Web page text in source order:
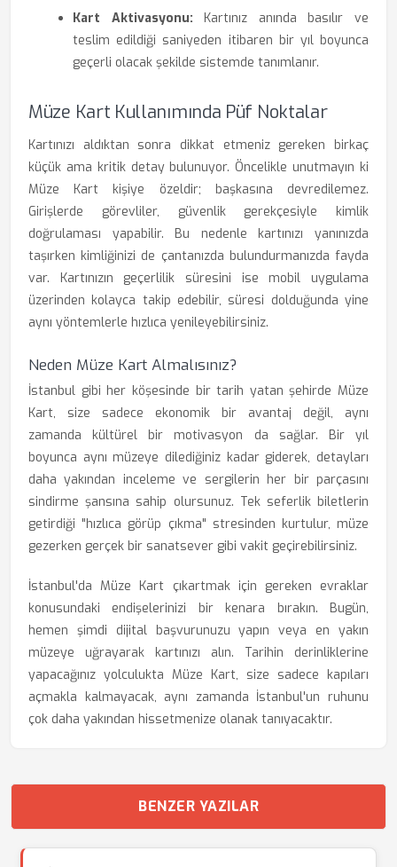
Kart Aktivasyonu: Kartınız anında basılır ve
teslim edildiği saniyeden itibaren bir yıl boyunca
geçerli olacak şekilde sistemde tanımlanır.
Müze Kart Kullanımında Püf Noktalar
Kartınızı aldıktan sonra dikkat etmeniz gereken birkaç
küçük ama kritik detay bulunuyor. Öncelikle unutmayın ki
Müze Kart kişiye özeldir; başkasına devredilemez.
Girişlerde görevliler, güvenlik gerekçesiyle kimlik
doğrulaması yapabilir. Bu nedenle kartınızı yanınızda
taşırken kimliğinizi de çantanızda bulundurmanızda fayda
var. Kartınızın geçerlilik süresini ise mobil uygulama
üzerinden kolayca takip edebilir, süresi dolduğunda yine
aynı yöntemlerle hızlıca yenileyebilirsiniz.
Neden Müze Kart Almalısınız?
İstanbul gibi her köşesinde bir tarih yatan şehirde Müze
Kart, size sadece ekonomik bir avantaj değil, aynı
zamanda kültürel bir motivasyon da sağlar. Bir yıl
boyunca aynı müzeye dilediğiniz kadar giderek, detayları
daha yakından inceleme ve sergilerin her bir parçasını
sindirme şansına sahip olursunuz. Tek seferlik biletlerin
getirdiği "hızlıca görüp çıkma" stresinden kurtulur, müze
gezerken gerçek bir sanatsever gibi vakit geçirebilirsiniz.
İstanbul'da Müze Kart çıkartmak için gereken evraklar
konusundaki endişelerinizi bir kenara bırakın. Bugün,
hemen şimdi dijital başvurunuzu yapın veya en yakın
müzeye uğrayarak kartınızı alın. Tarihin derinliklerine
yapacağınız yolculukta Müze Kart, size sadece kapıları
açmakla kalmayacak, aynı zamanda İstanbul'un ruhunu
çok daha yakından hissetmenize olanak tanıyacaktır.
BENZER YAZILAR